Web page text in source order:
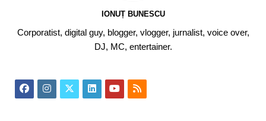
IONUȚ BUNESCU
Corporatist, digital guy, blogger, vlogger, jurnalist, voice over,
DJ, MC, entertainer.